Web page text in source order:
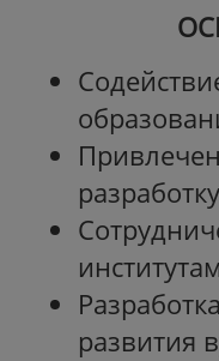
развития